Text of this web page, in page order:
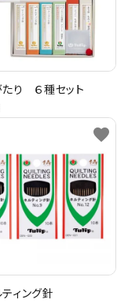
り ６種セット
ィング針
favorite